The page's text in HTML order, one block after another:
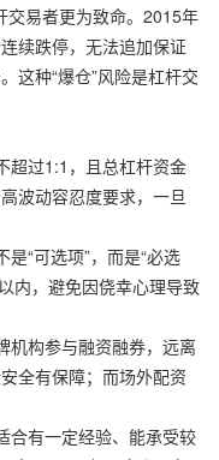
交易者更为致命。2015年
续跌停，无法追加保证
这种“爆仓”风险是杠杆交
超过1:1，且总杠杆资金
波动容忍度要求，一旦
“可选项”，而是“必选
内，避免因侥幸心理导致
机构参与融资融券，远离
全有保障；而场外配资
合有一定经验、能承受较